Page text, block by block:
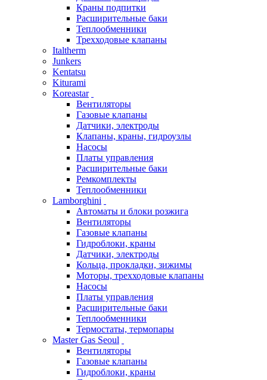
Краны подпитки
Расширительные баки
Теплообменники
Трехходовые клапаны
Italtherm
Junkers
Kentatsu
Kiturami
Koreastar
Вентиляторы
Газовые клапаны
Датчики, электроды
Клапаны, краны, гидроузлы
Насосы
Платы управления
Расширительные баки
Ремкомплекты
Теплообменники
Lamborghini
Автоматы и блоки розжига
Вентиляторы
Газовые клапаны
Гидроблоки, краны
Датчики, электроды
Кольца, прокладки, зижимы
Моторы, трехходовые клапаны
Насосы
Платы управления
Расширительные баки
Теплообменники
Термостаты, термопары
Master Gas Seoul
Вентиляторы
Газовые клапаны
Гидроблоки, краны